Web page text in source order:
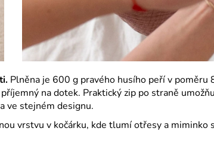
Plněna je 600 g pravého husího peří v poměru
na dotek. Praktický zip po straně
ve stejném designu.
vrstvu v kočárku, kde tlumí otřesy a miminko